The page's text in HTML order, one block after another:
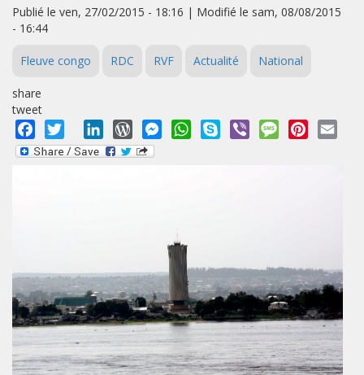
Publié le ven, 27/02/2015 - 18:16 | Modifié le sam, 08/08/2015
- 16:44
Fleuve congo RDC RVF Actualité National
share
tweet
Facebook
Twitter LinkedInWordPressMessengerWhatsApp
Skype Viber MessagePinterest